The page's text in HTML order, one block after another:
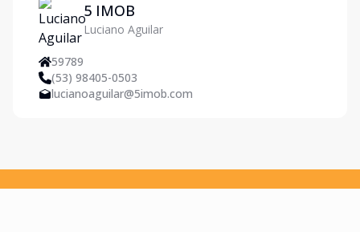
5 IMOB
Luciano Aguilar
59789
(53) 98405-0503
lucianoaguilar@5imob.com